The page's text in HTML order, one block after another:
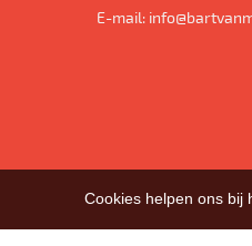
E-mail:
Cookies helpen ons bij